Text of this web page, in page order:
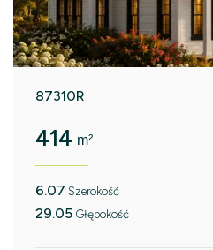
87310R
414 m²
6.07 Szerokość
29.05 Głębokość